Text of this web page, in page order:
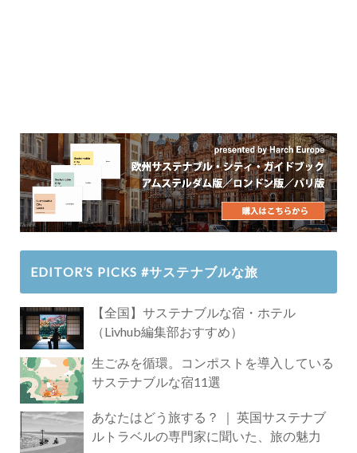
EDITOR’S PICKS #サステナブルな旅
【全国】サステナブルな宿・ホテル
（Livhub編集部おすすめ）
生ごみを循環。コンポストを導入している
サステナブルな宿11選
あなたはどう旅する？ ｜ 英国サステナブ
ルトラベルの専門家に聞いた、旅の魅力